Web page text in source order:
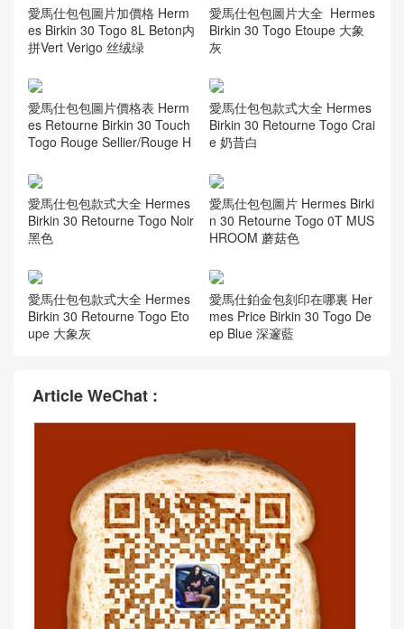
愛馬仕包包圖片加價格 Herm
es Birkin 30 Togo 8L Beton内
拼Vert Verigo 丝绒绿
愛馬仕包包圖片大全 Hermes
Birkin 30 Togo Etoupe 大象
灰
愛馬仕包包圖片價格表 Herm
es Retourne Birkin 30 Touch
Togo Rouge Sellier/Rouge H
愛馬仕包包款式大全 Hermes
Birkin 30 Retourne Togo Crai
e 奶昔白
愛馬仕包包款式大全 Hermes
Birkin 30 Retourne Togo Noir
黑色
愛馬仕包包圖片 Hermes Birki
n 30 Retourne Togo 0T MUS
HROOM 蘑菇色
愛馬仕包包款式大全 Hermes
Birkin 30 Retourne Togo Eto
upe 大象灰
愛馬仕鉑金包刻印在哪裏 Her
mes Price Birkin 30 Togo De
ep Blue 深邃藍
Article WeChat :